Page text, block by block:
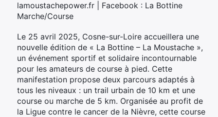
lamoustachepower.fr | Facebook : La Bottine
Marche/Course
Le 25 avril 2025, Cosne-sur-Loire accueillera une
nouvelle édition de « La Bottine – La Moustache »,
un événement sportif et solidaire incontournable
pour les amateurs de course à pied. Cette
manifestation propose deux parcours adaptés à
tous les niveaux : un trail urbain de 10 km et une
course ou marche de 5 km. Organisée au profit de
la Ligue contre le cancer de la Nièvre, cette course